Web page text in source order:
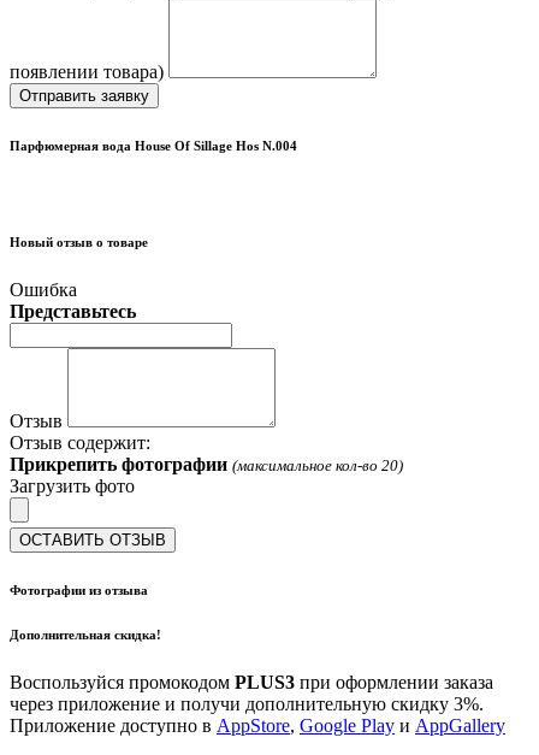
появлении товара)
Отправить заявку
Парфюмерная вода House Of Sillage Hos N.004
Новый отзыв о товаре
Ошибка
Представьтесь
Отзыв
Отзыв содержит:
Прикрепить фотографии (максимальное кол-во 20)
Загрузить фото
ОСТАВИТЬ ОТЗЫВ
Фотографии из отзыва
Дополнительная скидка!
Воспользуйся промокодом PLUS3 при оформлении заказа
через приложение и получи дополнительную скидку 3%.
Приложение доступно в AppStore, Google Play и AppGallery